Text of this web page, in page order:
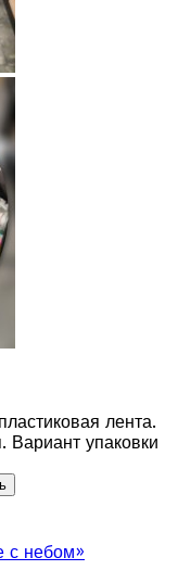
лента.
Вариант упаковки
с небом»